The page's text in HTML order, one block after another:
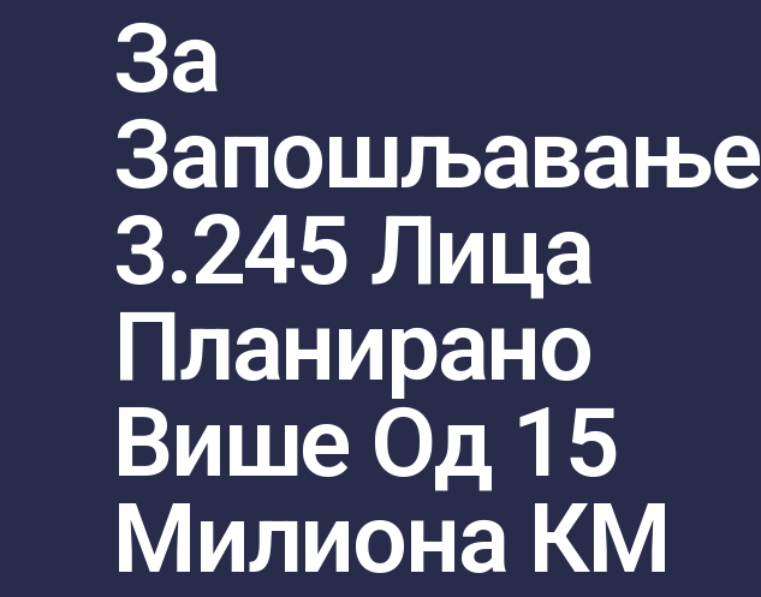
За
Запошљавање
3.245 Лица
Планирано
Више Од 15
Милиона КМ